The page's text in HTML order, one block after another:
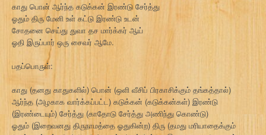
காது பொன் ஆர்ந்த கடுக்கன் இரண்டு சேர்த்து
ஓதும் திரு மேனி உள் கட்டு இரண்டு உடன்
சோதனை செய்து துவா தச மார்க்கர் ஆய்
ஓதி இருப்பார் ஒரு சைவர் ஆமே.
பதப்பொருள்:
காது (தனது காதுகளில்) பொன் (ஒளி வீசிப் பிரகாசிக்கும் தங்கத்தால்)
ஆர்ந்த (அழகாக வார்க்கப்பட்ட) கடுக்கன் (கடுக்கன்கள்) இரண்டு
(இரண்டையும்) சேர்த்து (காதோடு சேர்த்து அணிந்து கொண்டு)
ஓதும் (இறைவனது திருநாமத்தை ஓதுகின்ற) திரு (தமது மரியாதைக்கும்